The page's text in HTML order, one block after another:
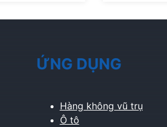
ỨNG DỤNG
Hàng không vũ trụ
Ô tô